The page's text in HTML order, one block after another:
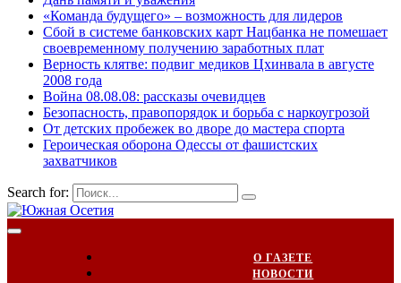
«Команда будущего» – возможность для лидеров
Сбой в системе банковских карт Нацбанка не помешает
своевременному получению заработных плат
Верность клятве: подвиг медиков Цхинвала в августе
2008 года
Война 08.08.08: рассказы очевидцев
Безопасность, правопорядок и борьба с наркоугрозой
От детских пробежек во дворе до мастера спорта
Героическая оборона Одессы от фашистских
захватчиков
Search for:
О ГАЗЕТЕ
НОВОСТИ